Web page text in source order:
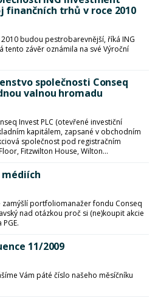
finančních trhů v roce 2010
budou pestrobarevnější, říká ING
tento závěr oznámila na své Výroční
společnosti Conseq
valnou hromadu
Invest PLC (otevřené investiční
kapitálem, zapsané v obchodním
společnost pod registračním
Fitzwilton House, Wilton...
médiích
zamýšlí portfoliomanažer fondu Conseq
nad otázkou proč si (ne)koupit akcie
11/2009
Vám páté číslo našeho měsíčníku